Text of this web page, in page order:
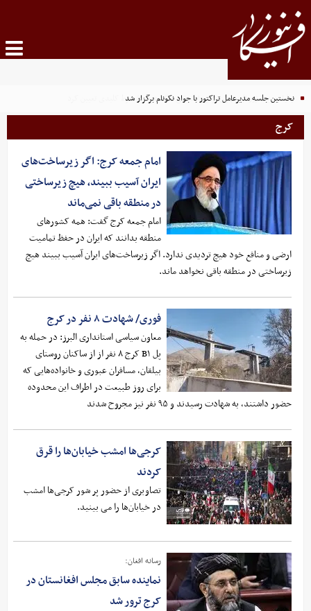
نخستین جلسه مدیرعامل تراکتور با جواد نکونام برگزار شد
کرج
امام جمعه کرج: اگر زیرساخت‌های
ایران آسیب ببیند، هیچ زیرساختی
در منطقه باقی نمی‌ماند
امام جمعه کرج گفت: همه کشورهای
منطقه بدانند که ایران در حفظ تمامیت
ارضی و منافع خود هیچ تردیدی ندارد. اگر زیرساخت‌های ایران آسیب ببیند هیچ
زیرساختی در منطقه باقی نخواهد ماند.
فوری/ شهادت ۸ نفر در کرج
معاون سیاسی استانداری البرز: در حمله به
پل B۱ کرج ۸ نفر از از ساکنان روستای
بیلقان، مسافران عبوری و خانواده‌هایی که
برای روز طبیعت در اطراف این محدوده
حضور داشتند، به شهادت رسیدند و ۹۵ نفر نیز مجروح شدند
کرجی‌ها امشب خیابان‌ها را قرق
کردند
تصاویری از حضور پر شور کرجی‌ها امشب
در خیابان‌ها را می بینید.
رسانه افغان:
نماینده سابق مجلس افغانستان در
کرج ترور شد